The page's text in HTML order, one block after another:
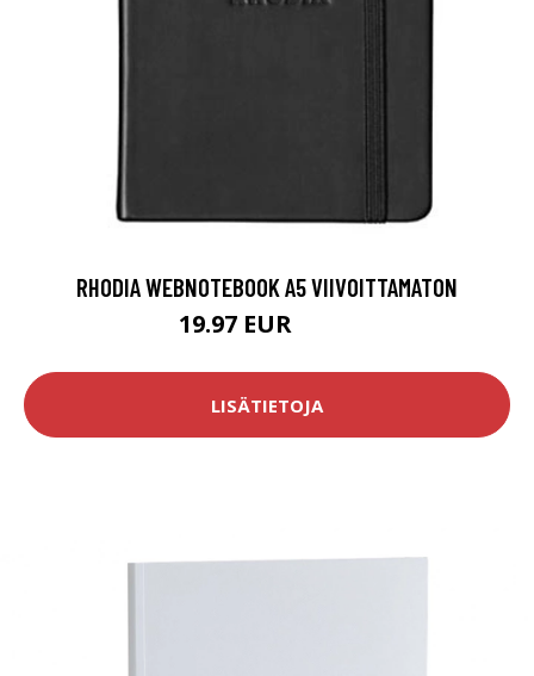
RHODIA WEBNOTEBOOK A5 VIIVOITTAMATON
19.97 EUR
LISÄTIETOJA